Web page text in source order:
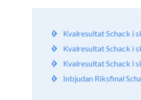
Kvalresultat Schack i
Kvalresultat Schack i
Kvalresultat Schack i
Inbjudan Riksfinal